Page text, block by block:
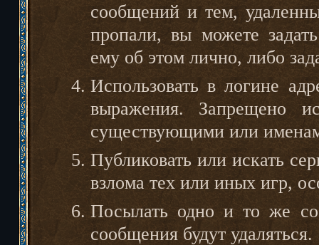
сообщений и тем,
пропали, вы можете
ему об этом лично, либо
Использовать в логине
выражения. Запрещено
существующими или
Публиковать или искать
взлома тех или иных игр,
Посылать одно и то же
сообщения будут удаляться.